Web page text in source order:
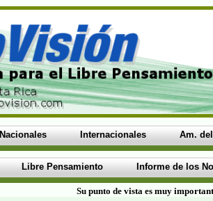
Nacionales Internacionales Am.
Libre Pensamiento Informe de los
Su punto de vista es muy